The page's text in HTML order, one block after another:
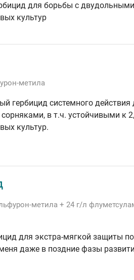
для борьбы с
культур
метила
гербицид системного
в т.ч. устойчивыми к
культур.
метила + 24 г/л
для экстра-мягкой защиты
даже в поздние фазы